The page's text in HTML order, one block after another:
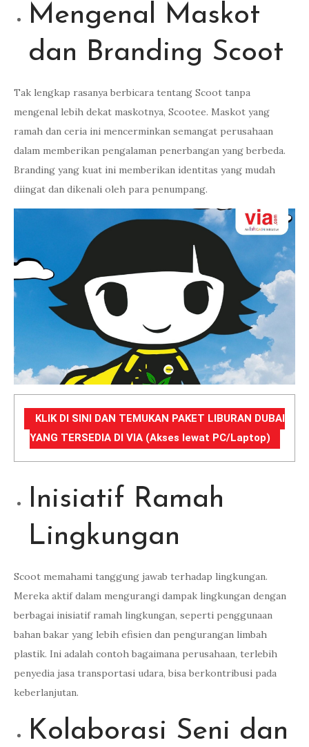
Mengenal Maskot
dan Branding Scoot
Tak lengkap rasanya berbicara tentang Scoot tanpa
mengenal lebih dekat maskotnya, Scootee. Maskot yang
ramah dan ceria ini mencerminkan semangat perusahaan
dalam memberikan pengalaman penerbangan yang berbeda.
Branding yang kuat ini memberikan identitas yang mudah
diingat dan dikenali oleh para penumpang.
KLIK DI SINI DAN TEMUKAN PAKET LIBURAN DUBAI
YANG TERSEDIA DI VIA (Akses lewat PC/Laptop)
Inisiatif Ramah
Lingkungan
Scoot memahami tanggung jawab terhadap lingkungan.
Mereka aktif dalam mengurangi dampak lingkungan dengan
berbagai inisiatif ramah lingkungan, seperti penggunaan
bahan bakar yang lebih efisien dan pengurangan limbah
plastik. Ini adalah contoh bagaimana perusahaan, terlebih
penyedia jasa transportasi udara, bisa berkontribusi pada
keberlanjutan.
Kolaborasi Seni dan